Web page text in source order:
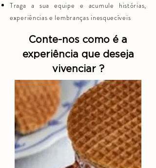
Traga a sua equipe e acumule histórias,
experiências e lembranças inesquecíveis
Conte-nos como é a
experiência que deseja
vivenciar ?